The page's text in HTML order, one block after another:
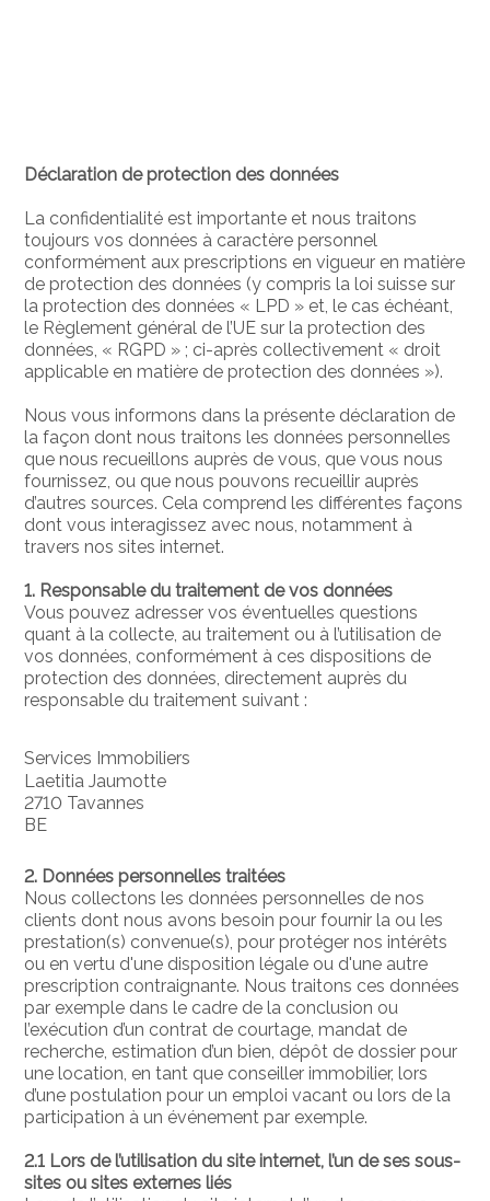
Déclaration de protection des données
La confidentialité est importante et nous traitons
toujours vos données à caractère personnel
conformément aux prescriptions en vigueur en matière
de protection des données (y compris la loi suisse sur
la protection des données « LPD » et, le cas échéant,
le Règlement général de l’UE sur la protection des
données, « RGPD » ; ci-après collectivement « droit
applicable en matière de protection des données »).
Nous vous informons dans la présente déclaration de
la façon dont nous traitons les données personnelles
que nous recueillons auprès de vous, que vous nous
fournissez, ou que nous pouvons recueillir auprès
d’autres sources. Cela comprend les différentes façons
dont vous interagissez avec nous, notamment à
travers nos sites internet.
1. Responsable du traitement de vos données
Vous pouvez adresser vos éventuelles questions
quant à la collecte, au traitement ou à l’utilisation de
vos données, conformément à ces dispositions de
protection des données, directement auprès du
responsable du traitement suivant :
Services Immobiliers
Laetitia Jaumotte
2710 Tavannes
BE
2. Données personnelles traitées
Nous collectons les données personnelles de nos
clients dont nous avons besoin pour fournir la ou les
prestation(s) convenue(s), pour protéger nos intérêts
ou en vertu d'une disposition légale ou d'une autre
prescription contraignante. Nous traitons ces données
par exemple dans le cadre de la conclusion ou
l’exécution d’un contrat de courtage, mandat de
recherche, estimation d’un bien, dépôt de dossier pour
une location, en tant que conseiller immobilier, lors
d’une postulation pour un emploi vacant ou lors de la
participation à un événement par exemple.
2.1 Lors de l’utilisation du site internet, l’un de ses sous-
sites ou sites externes liés